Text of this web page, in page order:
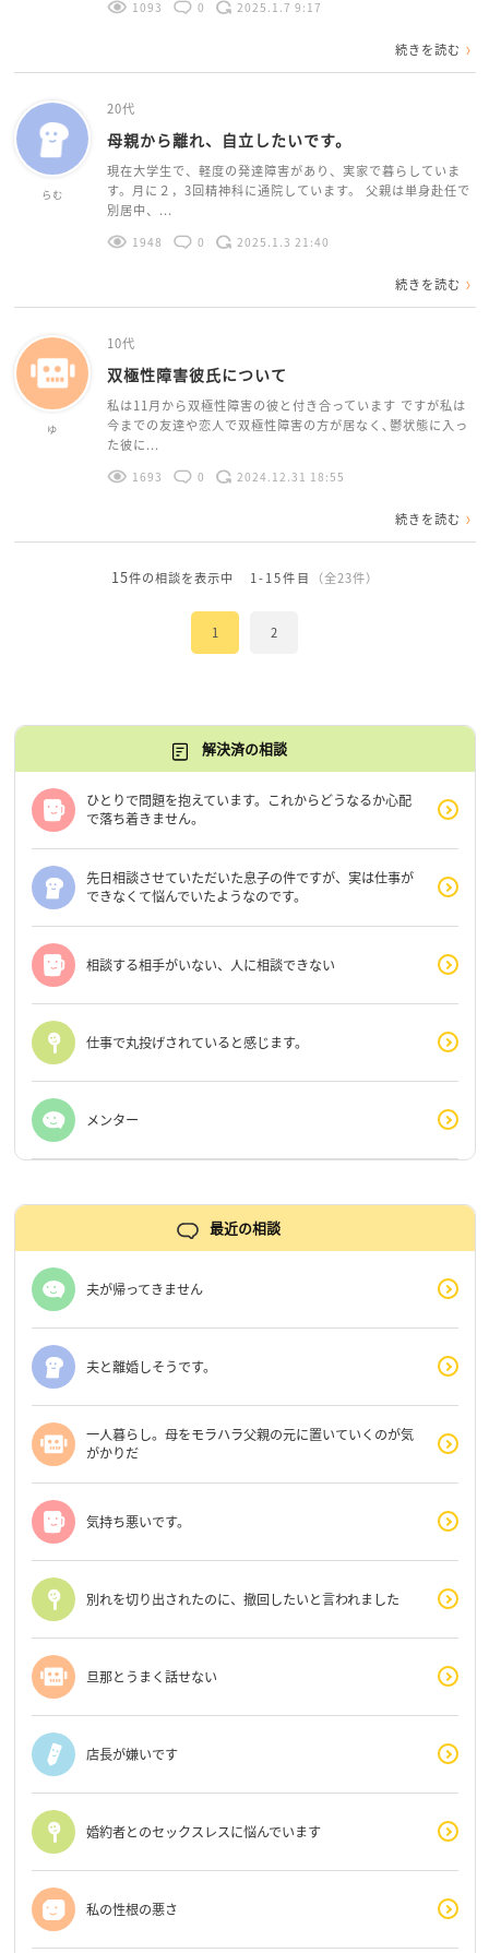
1093 0 2025.1.7 9:17
続きを読む
らむ
20代
母親から離れ、自立したいです。
現在大学生で、軽度の発達障害があり、実家で暮らしていま
す。月に２，3回精神科に通院しています。 父親は単身赴任で
別居中、...
1948 0 2025.1.3 21:40
続きを読む
ゆ
10代
双極性障害彼氏について
私は11月から双極性障害の彼と付き合っています ですが私は
今までの友達や恋人で双極性障害の方が居なく､鬱状態に入っ
た彼に...
1693 0 2024.12.31 18:55
続きを読む
15件の相談を表示中 1-15件目 （全23件）
1 2
解決済の相談
ひとりで問題を抱えています。これからどうなるか心配
で落ち着きません。
先日相談させていただいた息子の件ですが、実は仕事が
できなくて悩んでいたようなのです。
相談する相手がいない、人に相談できない
仕事で丸投げされていると感じます。
メンター
最近の相談
夫が帰ってきません
夫と離婚しそうです。
一人暮らし。母をモラハラ父親の元に置いていくのが気
がかりだ
気持ち悪いです。
別れを切り出されたのに、撤回したいと言われました
旦那とうまく話せない
店長が嫌いです
婚約者とのセックスレスに悩んでいます
私の性根の悪さ